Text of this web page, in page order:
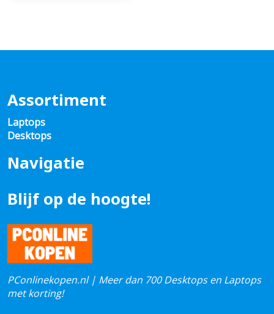
Assortiment
Laptops
Desktops
Navigatie
Blijf op de hoogte!
PConlinekopen.nl | Meer dan 700 Desktops en Laptops
met korting!